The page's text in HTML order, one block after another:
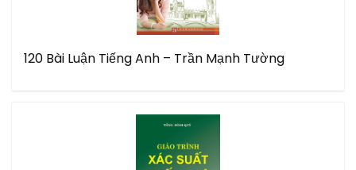
120 Bài Luận Tiếng Anh – Trần Mạnh Tường